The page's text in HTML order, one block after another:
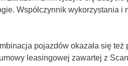
Współczynnik wykorzystania i
pojazdów okazała się też
leasingowej zawartej z